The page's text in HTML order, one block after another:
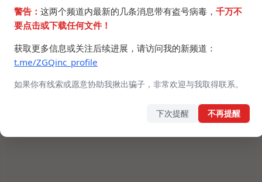
警告： 这两个频道内最新的几条消息带有盗号病毒， 千万不
要点击或下载任何文件！
获取更多信息或关注后续进展，请访问我的新频道：
t.me/ZGQinc_profile
如果你有线索或愿意协助我揪出骗子，非常欢迎与我取得联系。
下次提醒 不再提醒